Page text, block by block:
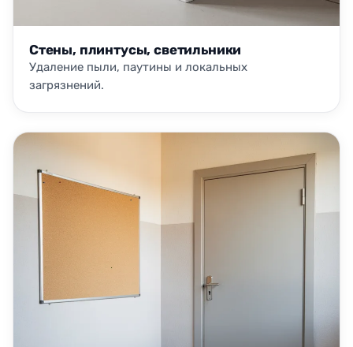
Стены, плинтусы, светильники
Удаление пыли, паутины и локальных
загрязнений.